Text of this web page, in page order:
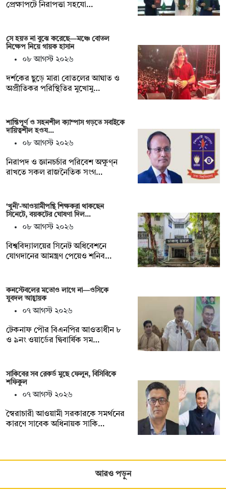
প্রেক্ষাপটে নিরাপত্তা সহযো…
সে হয়ত না ‍বুঝে করেছে—মঞ্চে বোতল
নিক্ষেপ নিয়ে গায়ক হাসান
০৮ আগস্ট ২০২৬
দর্শকের ছুড়ে মারা বোতলের আঘাত ও
অপ্রীতিকর পরিস্থিতির মুখোমু…
শান্তিপূর্ণ ও সহনশীল ক্যাম্পাস গড়তে সবাইকে
দায়িত্বশীল হওয…
০৮ আগস্ট ২০২৬
নিরাপদ ও জ্ঞানচর্চার পরিবেশ অক্ষুণ্ন
রাখতে সকল রাজনৈতিক সংগ…
‘খুনী’-আওয়ামীপন্থি শিক্ষকরা থাকছেন
সিনেটে, বয়কটের ঘোষণা দিল…
০৮ আগস্ট ২০২৬
বিশ্ববিদ্যালয়ের সিনেট অধিবেশনে
যোগদানের আমন্ত্রণ পেয়েও শনিব…
কনস্টেবলের মতোও লাগে না—ওসিকে
যুবদল আহ্বায়ক
০৭ আগস্ট ২০২৬
টেকনাফ পৌর বিএনপির আওতাধীন ৮
ও ৯নং ওয়ার্ডের দ্বিবার্ষিক সম…
সাকিবের সব রেকর্ড মুছে ফেলুন, বিসিবিকে
শফিকুল
০৭ আগস্ট ২০২৬
স্বৈরাচারী আওয়ামী সরকারকে সমর্থনের
কারণে সাবেক অধিনায়ক সাকি…
আরও পড়ুন